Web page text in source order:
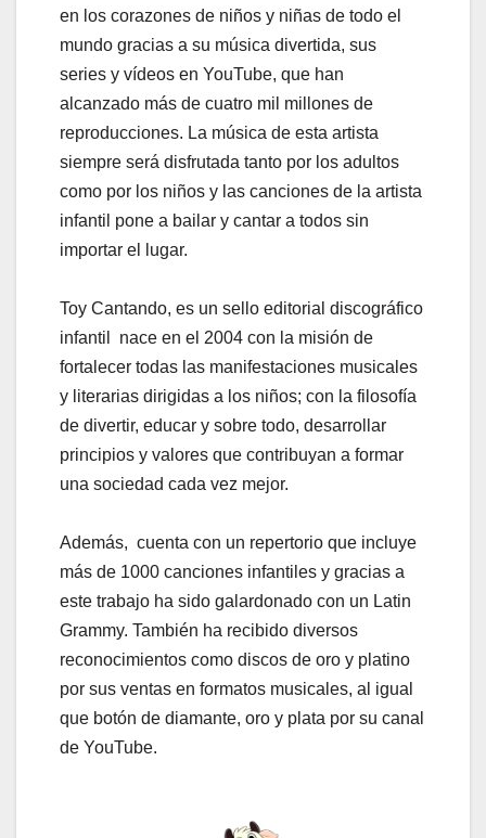
en los corazones de niños y niñas de todo el
mundo gracias a su música divertida, sus
series y vídeos en YouTube, que han
alcanzado más de cuatro mil millones de
reproducciones. La música de esta artista
siempre será disfrutada tanto por los adultos
como por los niños y las canciones de la artista
infantil pone a bailar y cantar a todos sin
importar el lugar.
Toy Cantando, es un sello editorial discográfico
infantil nace en el 2004 con la misión de
fortalecer todas las manifestaciones musicales
y literarias dirigidas a los niños; con la filosofía
de divertir, educar y sobre todo, desarrollar
principios y valores que contribuyan a formar
una sociedad cada vez mejor.
Además, cuenta con un repertorio que incluye
más de 1000 canciones infantiles y gracias a
este trabajo ha sido galardonado con un Latin
Grammy. También ha recibido diversos
reconocimientos como discos de oro y platino
por sus ventas en formatos musicales, al igual
que botón de diamante, oro y plata por su canal
de YouTube.